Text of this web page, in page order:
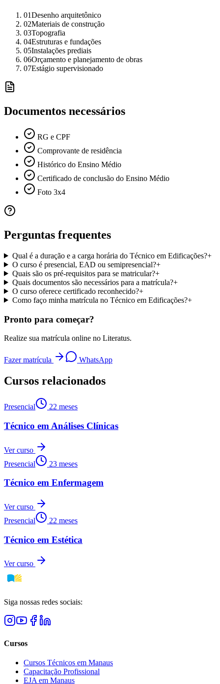
01Desenho arquitetônico
02Materiais de construção
03Topografia
04Estruturas e fundações
05Instalações prediais
06Orçamento e planejamento de obras
07Estágio supervisionado
Documentos necessários
RG e CPF
Comprovante de residência
Histórico do Ensino Médio
Certificado de conclusão do Ensino Médio
Foto 3x4
Perguntas frequentes
Qual é a duração e a carga horária do Técnico em Edificações?+
O curso é presencial, EAD ou semipresencial?+
Quais são os pré-requisitos para se matricular?+
Quais documentos são necessários para a matrícula?+
O curso oferece certificado reconhecido?+
Como faço minha matrícula no Técnico em Edificações?+
Pronto para começar?
Realize sua matrícula online no Literatus.
Fazer matrícula WhatsApp
Cursos relacionados
Presencial 22 meses
Técnico em Análises Clínicas
Ver curso
Presencial
23 meses
Técnico em Enfermagem
Ver curso
Presencial
22 meses
Técnico em Estética
Ver curso
Siga nossas redes sociais:
Cursos
Cursos Técnicos em Manaus
Capacitação Profissional
EJA em Manaus